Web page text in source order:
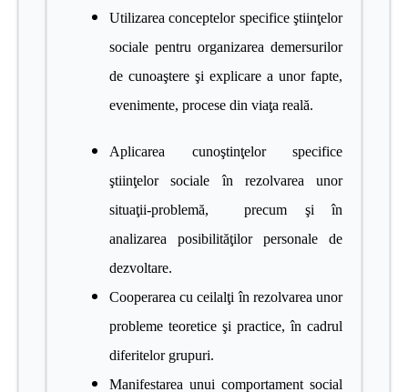
Utilizarea conceptelor specifice ştiinţelor
sociale pentru organizarea demersurilor
de cunoaştere şi explicare a unor fapte,
evenimente, procese din viaţa reală.
Aplicarea cunoştinţelor specifice
ştiinţelor sociale în rezolvarea unor
situaţii-problemă, precum şi în
analizarea posibilităţilor personale de
dezvoltare.
Cooperarea cu ceilalţi în rezolvarea unor
probleme teoretice şi practice, în cadrul
diferitelor grupuri.
Manifestarea unui comportament social